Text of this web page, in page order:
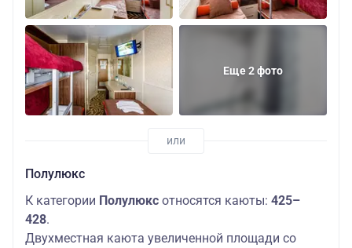
Еще 2 фото
Полулюкс
К категории Полулюкс относятся каюты: 425–
428.
Двухместная каюта увеличенной площади со